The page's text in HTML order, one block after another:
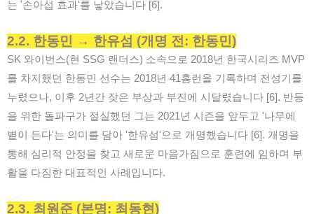
는 '손아섭 효과'를 낳았습니다 [6].
2.2. 한동민 → 한유섬 (개명 전: 한동민)
SK 와이번스(현 SSG 랜더스) 소속으로 2018년 한국시리즈 MVP
를 차지했던 한동민 선수는 2018년 41홈런을 기록하며 전성기를
누렸으나, 이후 2년간 잦은 부상과 부진에 시달렸습니다 [6]. 반등
을 위한 돌파구가 절실했던 그는 2021년 시즌을 앞두고 '나무에
볕이 든다'는 의미를 담아 '한유섬'으로 개명했습니다 [6]. 개명을
통해 심리적 안정을 찾고 새로운 마음가짐으로 훈련에 임하며 부
활을 다짐한 대표적인 사례입니다.
2.3. 최원준 (본명: 최동현)